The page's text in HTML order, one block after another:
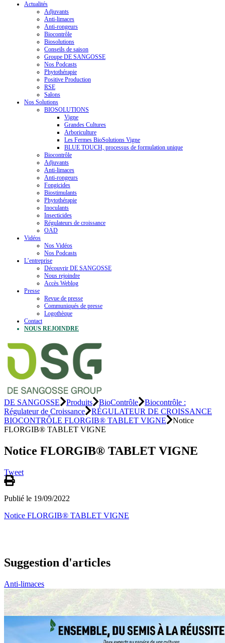
Actualités
Adjuvants
Anti-limaces
Anti-rongeurs
Biocontrôle
Biosolutions
Conseils de saison
Groupe DE SANGOSSE
Nos Podcasts
Phytothérapie
Positive Production
RSE
Salons
Nos Solutions
BIOSOLUTIONS
Vigne
Grandes Cultures
Arboriculture
Les Fermes BioSolutions Vigne
BLUE TOUCH, processus de formulation unique
Biocontrôle
Adjuvants
Anti-limaces
Anti-rongeurs
Fongicides
Biostimulants
Phytothérapie
Inoculants
Insecticides
Régulateurs de croissance
OAD
Vidéos
Nos Vidéos
Nos Podcasts
L’entreprise
Découvrir DE SANGOSSE
Nous rejoindre
Accès Weblog
Presse
Revue de presse
Communiqués de presse
Logothèque
Contact
NOUS REJOINDRE
DE SANGOSSE Produits BioContrôle
Biocontrôle :
Régulateur de Croissance
RÉGULATEUR DE CROISSANCE
BIOCONTRÔLE FLORGIB® TABLET VIGNE
Notice
FLORGIB® TABLET VIGNE
Notice FLORGIB® TABLET VIGNE
Tweet
Publié le 19/09/2022
Notice FLORGIB® TABLET VIGNE
Suggestion d'articles
Anti-limaces